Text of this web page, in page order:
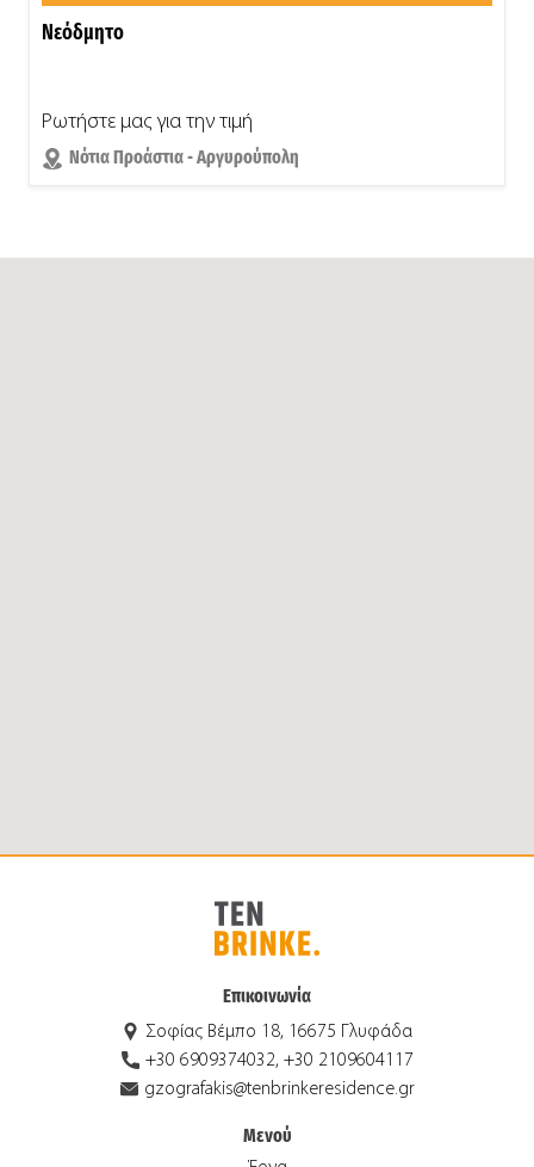
Νεόδμητο
Ρωτήστε μας για την τιμή
Νότια Προάστια - Αργυρούπολη
Επικοινωνία
Σοφίας Βέμπο 18, 16675 Γλυφάδα
+30 6909374032, +30 2109604117
gzografakis@tenbrinkeresidence.gr
Μενού